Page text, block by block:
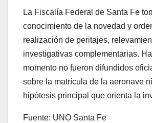
La Fiscalía Federal de Santa Fe
conocimiento de la novedad y
realización de peritajes,
investigativas complementarias.
momento no fueron difundidos
sobre la matrícula de la aeronave
hipótesis principal que orienta la
Fuente: UNO Santa Fe